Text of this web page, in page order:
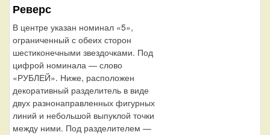
Реверс
В центре указан номинал «5»,
ограниченный с обеих сторон
шестиконечными звездочками. Под
цифрой номинала — слово
«РУБЛЕЙ». Ниже, расположен
декоративный разделитель в виде
двух разнонаправленных фигурных
линий и небольшой выпуклой точки
между ними. Под разделителем —